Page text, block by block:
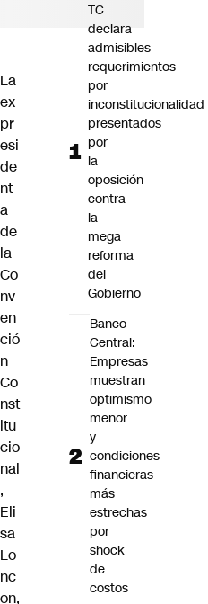
La
ex
pr
esi
de
nt
a
de
la
Co
nv
en
ció
n
Co
nst
itu
cio
nal
,
Eli
sa
Lo
nc
on,
TC
declara
admisibles
requerimientos
por
inconstitucionalidad
presentados
por
la
oposición
contra
la
mega
reforma
del
Gobierno
Banco
Central:
Empresas
muestran
optimismo
menor
y
condiciones
financieras
más
estrechas
por
shock
de
costos